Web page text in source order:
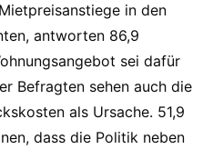
in den
antworten 86,9
sei dafür
Befragten sehen auch die
als Ursache. 51,9
dass die Politik neben